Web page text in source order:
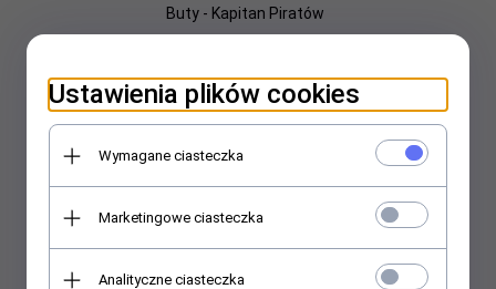
Buty - Kapitan Piratów
Ustawienia plików cookies
Wymagane ciasteczka
Marketingowe ciasteczka
Analityczne ciasteczka